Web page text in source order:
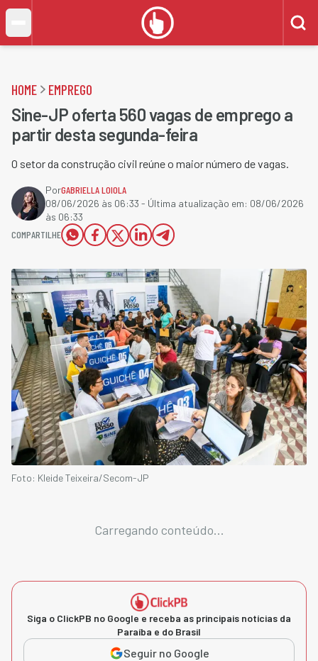
HOME EMPREGO
Sine-JP oferta 560 vagas de emprego a
partir desta segunda-feira
O setor da construção civil reúne o maior número de vagas.
PorGABRIELLA LOIOLA
08/06/2026 às 06:33 - Última atualização em: 08/06/2026
às 06:33
COMPARTILHE
Foto: Kleide Teixeira/Secom-JP
Carregando conteúdo...
Siga o ClickPB no Google e receba as principais notícias da
Paraíba e do Brasil
Seguir no Google